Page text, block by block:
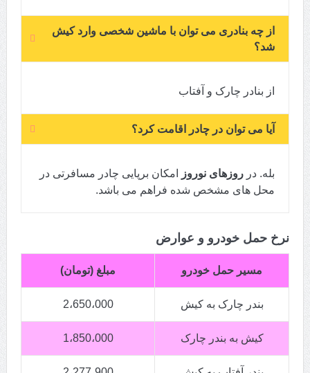
از چه بنادری می توان با ماشین شخصی وارد کیش
شد؟
از بنادر چارک و آفتاب
آیا می توان در چادر اقامت کرد؟
بله. در روزهای نوروز
امکان برپایی چادر مسافرتی در
محل های مشخص شده فراهم می باشد.
نرخ حمل خودرو و عوارض
مسیر حمل خودرو مبلغ (تومان)
بندر چارک به کیش 2،650،000
کیش به بندر چارک 1،850،000